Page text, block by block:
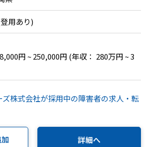
用あり)
円 ~ 250,000円 (年収： 280万円 ~ 3
ズ株式会社が採用中の障害者の求人・転
詳細へ